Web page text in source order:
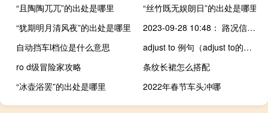
“且陶陶兀兀”的出处是哪里
“丝竹既无娱朗日”的出处是哪里
“犹期明月清风夜”的出处是哪里
2023-09-28 10:48： 路况信息：2023年9月28日10时05分，京港澳高速潭耒（潭衡）段新塘收费站附近以北K1612处南往北因三车追尾造成交通通行缓慢，至10时45分已恢复正常通行。Sa85Za ​​​
自动挡车l档位是什么意思
adjust to 例句（adjust to的用法）
ro d级冒险家攻略
条纹长裙怎么搭配
“冰壶浴罢”的出处是哪里
2022年春节车头冲哪